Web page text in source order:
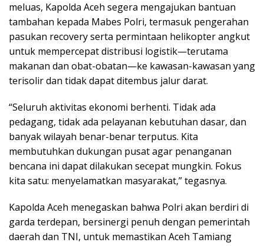
meluas, Kapolda Aceh segera mengajukan bantuan
tambahan kepada Mabes Polri, termasuk pengerahan
pasukan recovery serta permintaan helikopter angkut
untuk mempercepat distribusi logistik—terutama
makanan dan obat-obatan—ke kawasan-kawasan yang
terisolir dan tidak dapat ditembus jalur darat.
“Seluruh aktivitas ekonomi berhenti. Tidak ada
pedagang, tidak ada pelayanan kebutuhan dasar, dan
banyak wilayah benar-benar terputus. Kita
membutuhkan dukungan pusat agar penanganan
bencana ini dapat dilakukan secepat mungkin. Fokus
kita satu: menyelamatkan masyarakat,” tegasnya.
Kapolda Aceh menegaskan bahwa Polri akan berdiri di
garda terdepan, bersinergi penuh dengan pemerintah
daerah dan TNI, untuk memastikan Aceh Tamiang